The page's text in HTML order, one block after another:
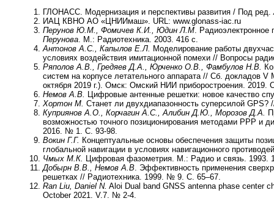
ГЛОНАСС. Модернизация и перспективы развития / Под ред.
ИАЦ КВНО АО «ЦНИИмаш». URL: www.glonass-iac.ru
Перунов Ю.М., Фомичев К.И., Юдин Л.М.
Перунова. М.: Радиотехника. 2003. 416 с.
Антонов А.С., Капылов Е.Л. Моделирование работы
условиях воздействия имитационной помехи // Вопросы
Ряполов А.В., Гредяев Д.А., Юрченко О.В., Фамбулов Н.В.
систем на корпусе летательного аппарата // Сб. докладов
октября 2019 г.). Омск: Омский НИИ приборостроения. 2019.
Немов А.В. Цифровые антенные решетки: новое качество
Хортон М. Станет ли двухдиапазонность суперсилой
Куприянов А.О., Корчагин А.С., Алибин Д.Ю., Морозов Д.А.
возможностью точного позиционирования методами PPP и
2016. № 1. С. 93-98.
Вокин Г.Г. Концептуальные основы обеспечения защиты
глобальной навигации в условиях навигационного
Чмых М.К. Цифровая фазометрия. М.: Радио и связь. 1993.
Добырн В.В., Немов А.В. Эффективность применения
решетках // Радиотехника. 1999. № 9. С. 65–67.
Ran Liu, Daniel N. Aloi Dual band GNSS antenna phase center
October 2021. V.7. № 2-4.